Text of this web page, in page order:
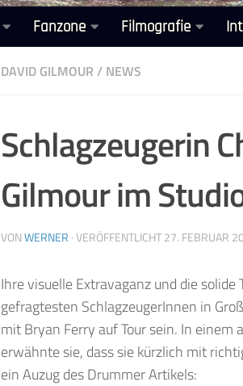
Fanzone Filmografie
DAVID GILMOUR / NEWS
Schlagzeugerin
Gilmour im
VONWERNER · VERÖFFENTLICHT27. FEBRUAR
Ihre visuelleExtravaganzund diesolide
gefragtesten SchlagzeugerInnen in
mit Bryan Ferry auf Tour sein. In
erwähnte sie, dass sie kürzlich mit
ein Auzug des Drummer Artikels: